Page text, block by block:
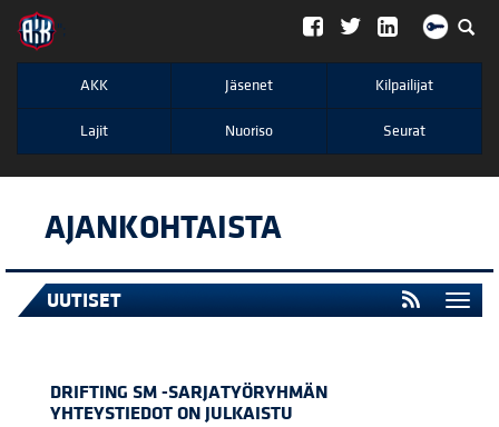
";
AKK Jäsenet Kilpailijat
Lajit Nuoriso Seurat
AJANKOHTAISTA
UUTISET
DRIFTING SM -SARJATYÖRYHMÄN
YHTEYSTIEDOT ON JULKAISTU